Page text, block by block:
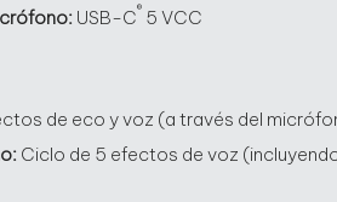
USB-C® 5 VCC
de eco y voz (a través del
Ciclo de 5 efectos de voz